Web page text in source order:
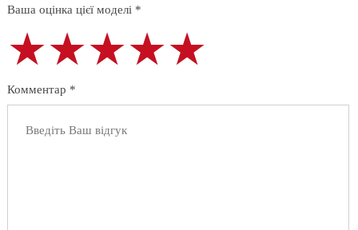
Ваша оцінка цієї моделі *
★★★★★
★★★★★
★★★★★
Комментар *